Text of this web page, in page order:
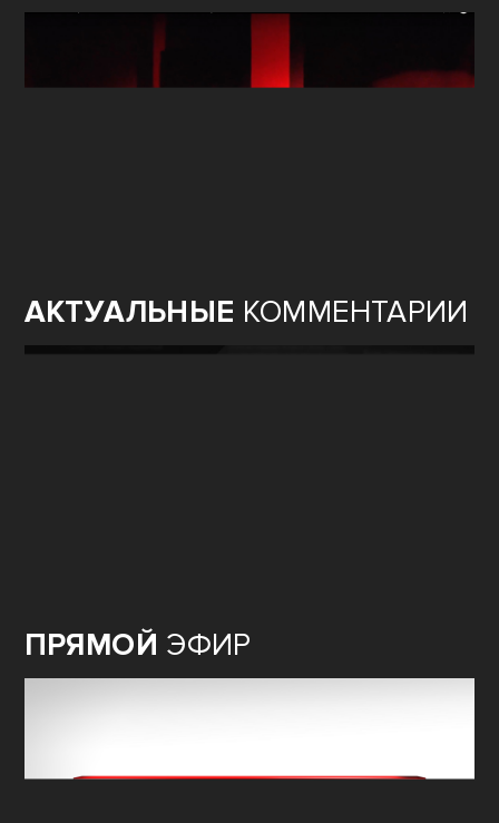
АКТУАЛЬНЫЕ КОММЕНТАРИИ
ПРЯМОЙ ЭФИР